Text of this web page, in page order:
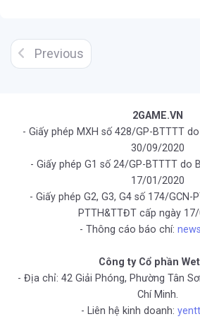
Previous
2GAME.VN
- Giấy phép MXH số 428/GP-BTTTT
30/09/2020
- Giấy phép G1 số 24/GP-BTTTT do
17/01/2020
- Giấy phép G2, G3, G4 số 174/GCN-
PTTH&TTĐT cấp ngày
- Thông cáo báo chí:
Công ty Cổ phần
- Địa chỉ: 42 Giải Phóng, Phường Tân
Chí Minh.
- Liên hệ kinh doanh: